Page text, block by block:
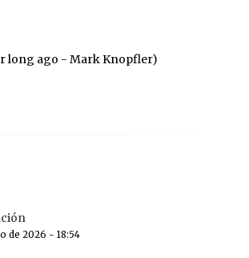
long ago - Mark Knopfler)
de 2026 - 18:54